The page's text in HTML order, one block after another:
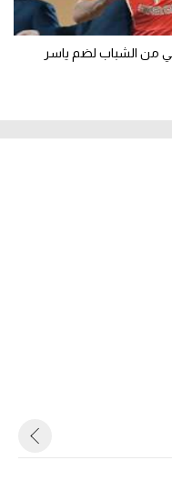
من الشباب لضم ياسر